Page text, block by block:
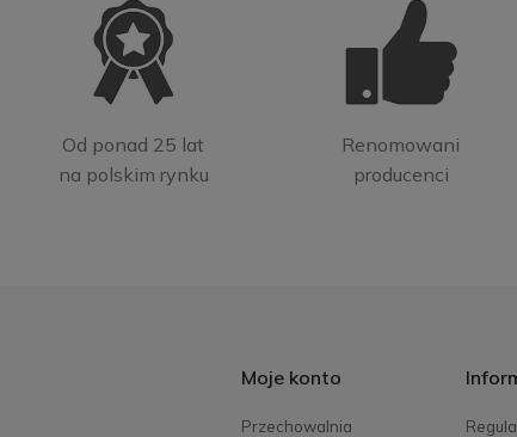
Od ponad 25 lat
na polskim rynku
Renomowani
producenci
Moje konto
Przechowalnia